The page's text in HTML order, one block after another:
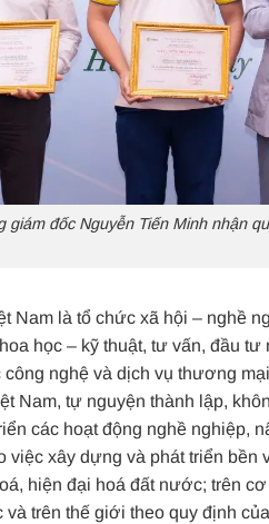
giám đốc Nguyễn Tiến Minh nhận
Nam là tổ chức xã hội – nghề
học – kỹ thuật, tư vấn, đầu
nghệ và dịch vụ thương
Nam, tự nguyện thành lập,
các hoạt động nghề nghiệp,
việc xây dựng và phát triển
hiện đại hoá đất nước; trên
trên thế giới theo quy định